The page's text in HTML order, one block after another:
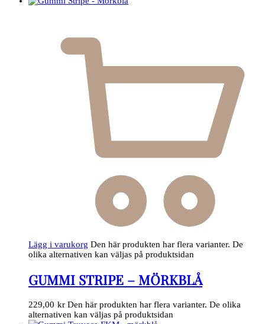
Lägg i varukorg Den här produkten har flera varianter. De
olika alternativen kan väljas på produktsidan
GUMMI STRIPE – MÖRKBLÅ
229,00 kr Den här produkten har flera varianter. De olika
alternativen kan väljas på produktsidan